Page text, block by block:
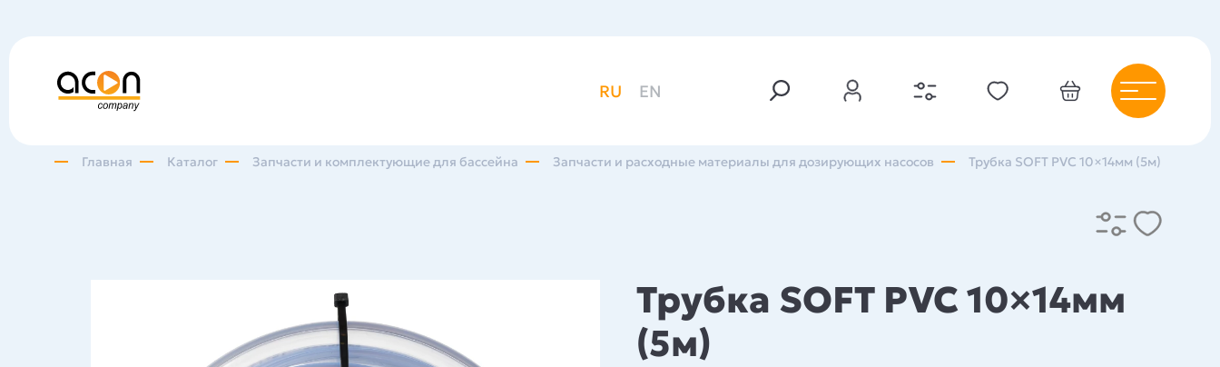
RU EN
Главная Каталог Запчасти и комплектующие для бассейна Запчасти и расходные материалы для дозирующих насосов Трубка SOFT PVC 10×14мм (5м)
Трубка SOFT PVC 10×14мм
(5м)